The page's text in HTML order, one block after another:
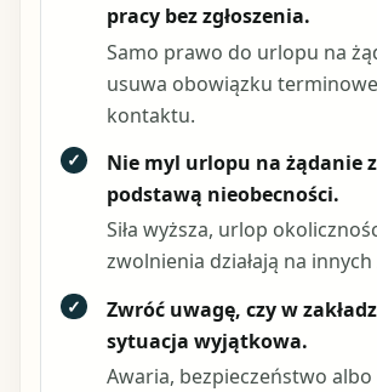
pracy bez zgłoszenia.
Samo prawo do urlopu na
usuwa obowiązku
kontaktu.
✓
Nie myl urlopu na żądanie
podstawą nieobecności.
Siła wyższa, urlop
zwolnienia działają na innych
✓
Zwróć uwagę, czy w
sytuacja wyjątkowa.
Awaria, bezpieczeństwo albo